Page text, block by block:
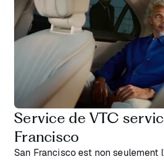
Service de VTC
Francisco
San Francisco est non seulement